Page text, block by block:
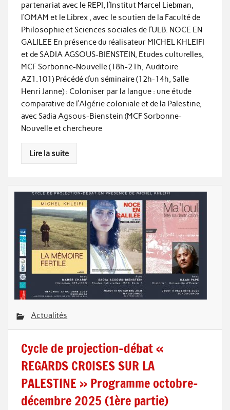
partenariat avec le REPI, l’Institut Marcel Liebman,
l’OMAM et le Librex , avec le soutien de la Faculté de
Philosophie et Sciences sociales de l’ULB. NOCE EN
GALILEE En présence du réalisateur MICHEL KHLEIFI
et de SADIA AGSOUS-BIENSTEIN, Etudes culturelles,
MCF Sorbonne-Nouvelle (18h-21h, Auditoire
AZ1.101) Précédé d’un séminaire (12h-14h, Salle
Henri Janne) : Coloniser par la langue : une étude
comparative de l’Algérie coloniale et de la Palestine,
avec Sadia Agsous-Bienstein (MCF Sorbonne-
Nouvelle et chercheure
Lire la suite
Actualités
Cycle de projection-débat «
REGARDS CROISES SUR LA
PALESTINE » Programme octobre-
décembre 2025 (1ère partie)